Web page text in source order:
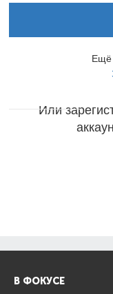
Ещё
Или
В ФОКУСЕ